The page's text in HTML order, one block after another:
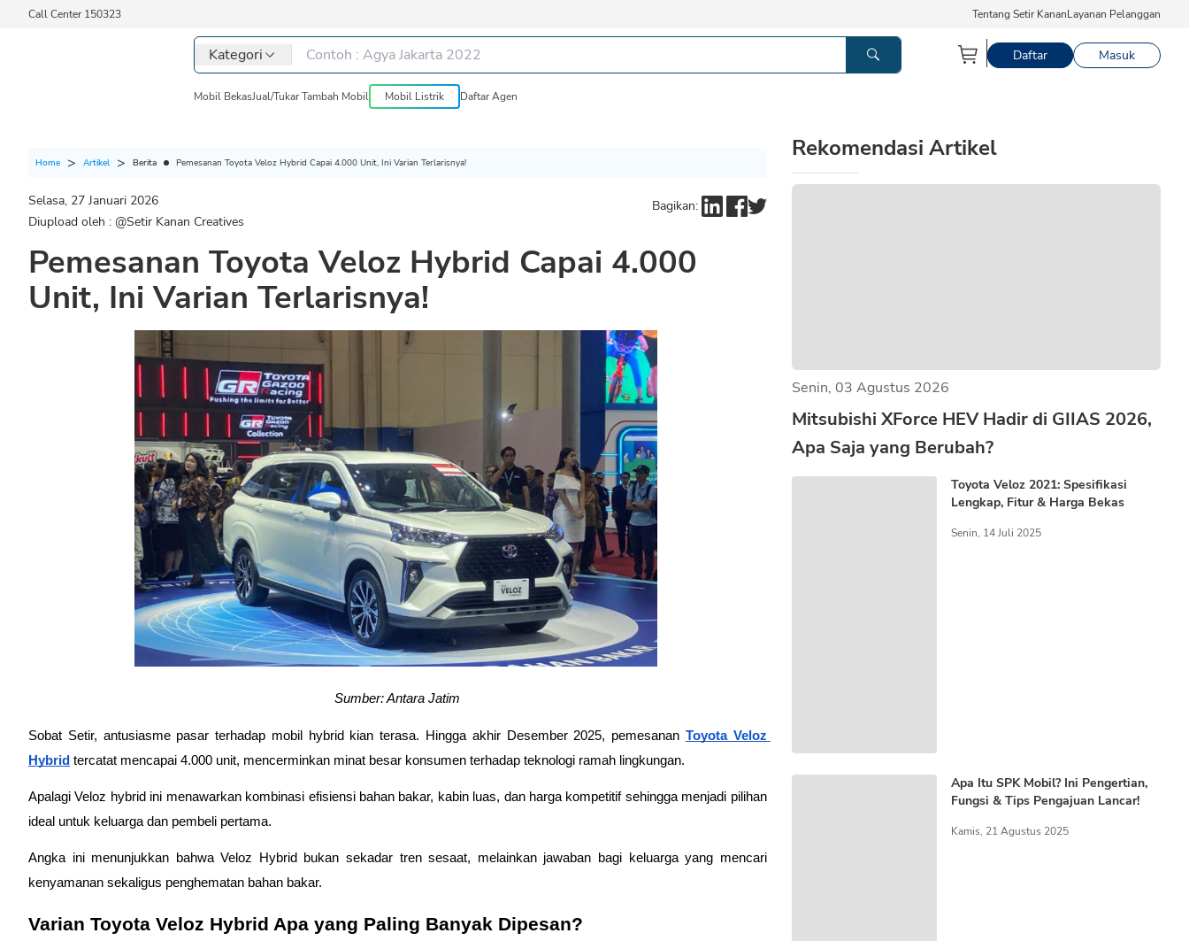
Call Center 150323 Tentang Setir KananLayanan Pelanggan
Kategori Daftar Masuk
Mobil BekasJual/Tukar Tambah Mobil Mobil Listrik Daftar Agen
Home Artikel Berita Pemesanan Toyota Veloz Hybrid Capai 4.000 Unit, Ini Varian Terlarisnya!
Selasa, 27 Januari 2026
Diupload oleh : @Setir Kanan Creatives
Bagikan:
Pemesanan Toyota Veloz Hybrid Capai 4.000
Unit, Ini Varian Terlarisnya!
Sumber: Antara Jatim
Sobat Setir, antusiasme pasar terhadap mobil hybrid kian terasa. Hingga akhir Desember 2025, pemesanan Toyota Veloz
Hybrid tercatat mencapai 4.000 unit, mencerminkan minat besar konsumen terhadap teknologi ramah lingkungan.
Apalagi Veloz hybrid ini menawarkan kombinasi efisiensi bahan bakar, kabin luas, dan harga kompetitif sehingga menjadi pilihan
ideal untuk keluarga dan pembeli pertama.
Angka ini menunjukkan bahwa Veloz Hybrid bukan sekadar tren sesaat, melainkan jawaban bagi keluarga yang mencari
kenyamanan sekaligus penghematan bahan bakar.
Varian Toyota Veloz Hybrid Apa yang Paling Banyak Dipesan?
Rekomendasi Artikel
Senin, 03 Agustus 2026
Mitsubishi XForce HEV Hadir di GIIAS 2026,
Apa Saja yang Berubah?
Toyota Veloz 2021: Spesifikasi
Lengkap, Fitur & Harga Bekas
Senin, 14 Juli 2025
Apa Itu SPK Mobil? Ini Pengertian,
Fungsi & Tips Pengajuan Lancar!
Kamis, 21 Agustus 2025